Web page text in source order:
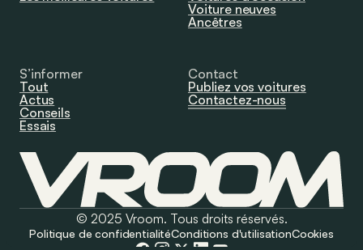
Voiture neuves
Ancêtres
S’informer
Tout
Actus
Conseils
Essais
Contact
Publiez vos voitures
Contactez-nous
© 2025 Vroom. Tous droits réservés.
Politique de confidentialitéConditions d'utilisationCookies